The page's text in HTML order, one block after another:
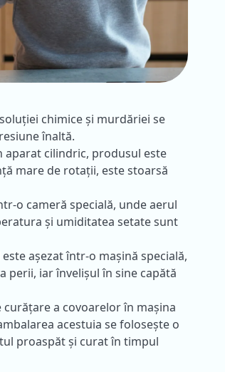
chimice și murdăriei se
înaltă.
aparat cilindric, produsul este
mare de rotații, este stoarsă
o cameră specială, unde aerul
și umiditatea setate sunt
așezat într-o mașină specială,
perii, iar învelișul în sine capătă
a covoarelor în mașina
acestuia se folosește o
proaspăt și curat în timpul